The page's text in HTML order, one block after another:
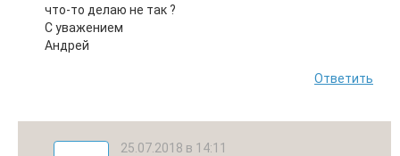
что-то делаю не так ?
С уважением
Андрей
Ответить
25.07.2018 в 14:11